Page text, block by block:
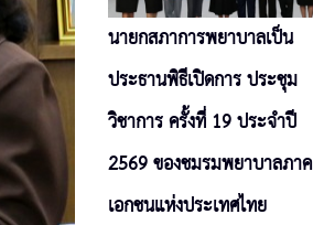
นายกสภาการพยาบาลเป็น
ประธานพิธีเปิดการ ประชุม
วิชาการ ครั้งที่ 19 ประจำปี
2569 ของชมรมพยาบาลภาค
เอกชนแห่งประเทศไทย